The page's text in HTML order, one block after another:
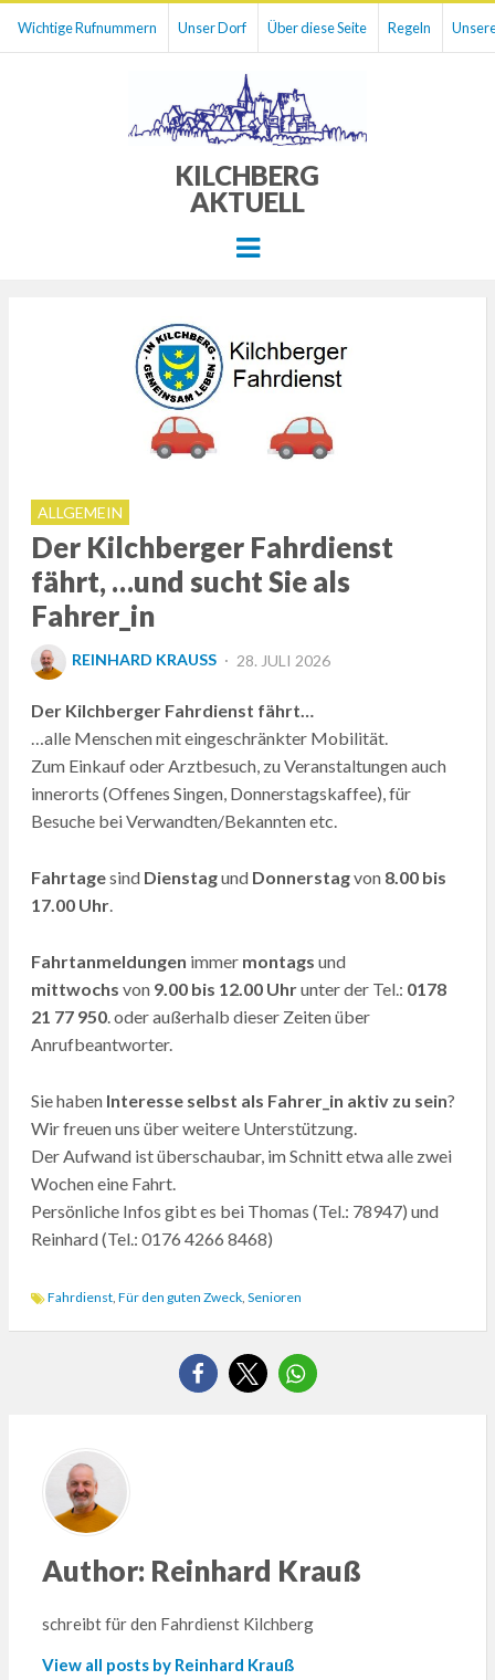
Wichtige Rufnummern Unser Dorf Über diese Seite Regeln
KILCHBERG
AKTUELL
Menu
ALLGEMEIN
Der Kilchberger Fahrdienst
fährt, …und sucht Sie als
Fahrer_in
REINHARD KRAUSS
POSTED
28. JULI 2026
Der Kilchberger Fahrdienst fährt…
…alle Menschen mit eingeschränkter Mobilität.
Zum Einkauf oder Arztbesuch, zu Veranstaltungen auch
innerorts (Offenes Singen, Donnerstagskaffee), für
Besuche bei Verwandten/Bekannten etc.
Fahrtagesind Dienstagund Donnerstagvon 8.00 bis
17.00 Uhr.
Fahrtanmeldungen immer montags und
mittwochs von 9.00 bis 12.00 Uhrunter der Tel.: 0178
21 77 950. oder außerhalb dieser Zeiten über
Anrufbeantworter.
Sie haben Interesse selbst als Fahrer_in aktiv zu sein?
Wir freuen uns über weitere Unterstützung.
Der Aufwand ist überschaubar, im Schnitt etwa alle zwei
Wochen eine Fahrt.
Persönliche Infos gibt es bei Thomas (Tel.: 78947) und
Reinhard (Tel.: 0176 4266 8468)
Fahrdienst, Für den guten Zweck, Senioren
Author: Reinhard Krauß
schreibt für den Fahrdienst Kilchberg
View all posts by Reinhard Krauß